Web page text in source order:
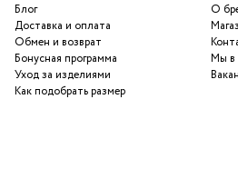
О
Мы в
Блог
Доставка и оплата
Обмен и возврат
Бонусная программа
Уход за изделиями
Как подобрать размер